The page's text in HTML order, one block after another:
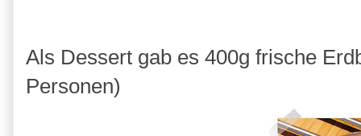
Als Dessert gab es 400g frische
Personen)